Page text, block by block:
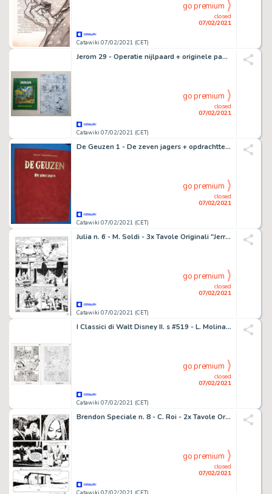
Catawiki 07/02/2021 (CET)
closed
07/02/2021
go premium
Jerom 29 - Operatie nijlpaard + originele pagina (p.25) - Softcover - First edition - (2011)
Catawiki 07/02/2021 (CET)
closed
07/02/2021
go premium
De Geuzen 1 - De zeven jagers + opdrachttekening Eugeen Goossens - Fluwelen hardcover - First edition - (2006)
Catawiki 07/02/2021 (CET)
closed
07/02/2021
go premium
Julia n. 6 - M. Soldi - 3x Tavole Originali "Jerry e' sparito" - Loose page - (1999)
Catawiki 07/02/2021 (CET)
closed
07/02/2021
go premium
I Classici di Walt Disney II. s #519 - L. Molinari - tavola originale + sketch "Indiana Pipps" - Loose page - Unique copy - (2020)
Catawiki 07/02/2021 (CET)
closed
07/02/2021
go premium
Brendon Speciale n. 8 - C. Roi - 2x Tavole Originali "nel cuore del buio" - Loose page - (2010)
closed
07/02/2021
go premium